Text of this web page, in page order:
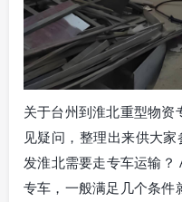
关于台州到淮北重型物资
见疑问，整理出来供大
发淮北需要走专车运输
专车，一般满足几个条件